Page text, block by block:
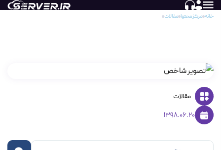
خانه مرکز محتوا مقالات
مقالات
1398.06.20